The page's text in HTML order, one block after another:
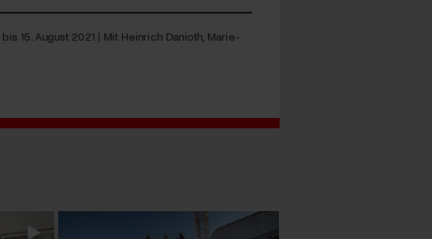
15. August 2021 | Mit Heinrich Danioth, Marie-